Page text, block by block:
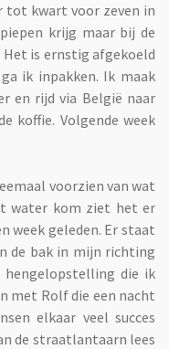
tot kwart voor zeven in
krijg maar bij de
is ernstig afgekoeld
ik inpakken. Ik maak
en rijd via België naar
koffie. Volgende week
voorzien van wat
water kom ziet het er
week geleden. Er staat
de bak in mijn richting
hengelopstelling die ik
met Rolf die een nacht
elkaar veel succes
de straatlantaarn lees